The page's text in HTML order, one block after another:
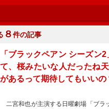
８件の記事
「ブラックペアン シーズン
て、桜みたいな人だったね
があるって期待してもいい
二宮和也が主演する日曜劇場「ブラ